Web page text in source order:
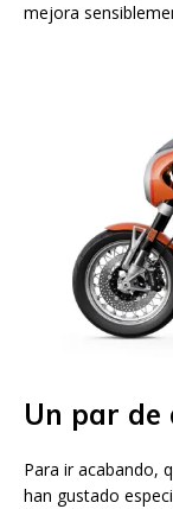
mejora
Un par
Para ir acabando,
han gustado